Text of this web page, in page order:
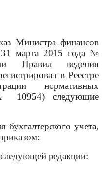
Министра финансов
31 марта 2015 года №
Правил ведения
в Реестре
нормативных
10954) следующие
бухгалтерского учета,
редакции: